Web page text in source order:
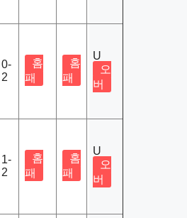
0-
2
홈
패
홈
패
U
오
버
1-
2
홈
패
홈
패
U
오
버